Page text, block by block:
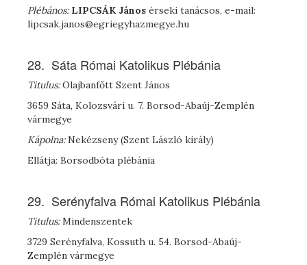
Plébános: LIPCSÁK János érseki tanácsos, e-mail:
lipcsak.janos@egriegyhazmegye.hu
28. Sáta Római Katolikus Plébánia
Titulus:Olajbanfőtt Szent János
3659 Sáta, Kolozsvári u. 7. Borsod-Abaúj-Zemplén
vármegye
Kápolna:Nekézseny (Szent László király)
Ellátja: Borsodbóta plébánia
29. Serényfalva Római Katolikus Plébánia
Titulus: Mindenszentek
3729 Serényfalva, Kossuth u. 54. Borsod-Abaúj-
Zemplén vármegye